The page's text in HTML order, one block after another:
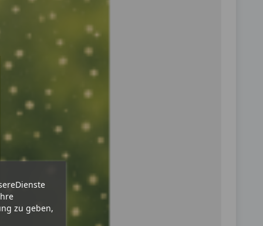
zu geben,